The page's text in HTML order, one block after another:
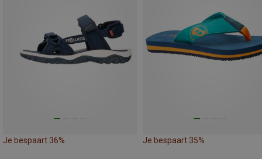
Je bespaart 36% Je bespaart 35%